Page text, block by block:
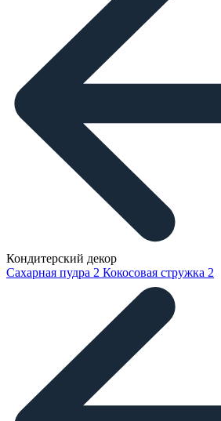
Кондитерский декор
Сахарная пудра 2 Кокосовая стружка 2